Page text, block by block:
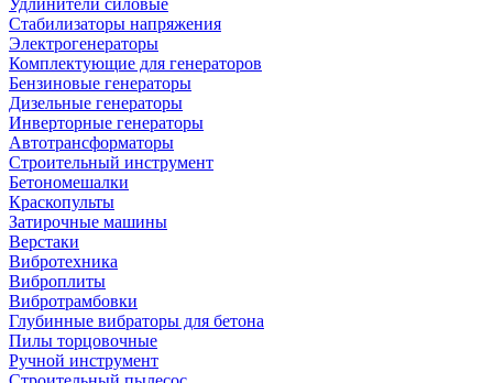
Удлинители силовые
Стабилизаторы напряжения
Электрогенераторы
Комплектующие для генераторов
Бензиновые генераторы
Дизельные генераторы
Инверторные генераторы
Автотрансформаторы
Строительный инструмент
Бетономешалки
Краскопульты
Затирочные машины
Верстаки
Вибротехника
Виброплиты
Вибротрамбовки
Глубинные вибраторы для бетона
Пилы торцовочные
Ручной инструмент